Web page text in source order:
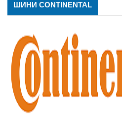
ШИНИ CONTINENTAL